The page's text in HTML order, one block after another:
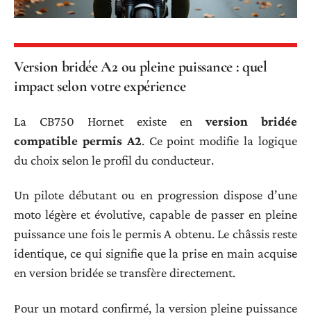
Version bridée A2 ou pleine puissance : quel
impact selon votre expérience
La CB750 Hornet existe en version bridée
compatible permis A2. Ce point modifie la logique
du choix selon le profil du conducteur.
Un pilote débutant ou en progression dispose d’une
moto légère et évolutive, capable de passer en pleine
puissance une fois le permis A obtenu. Le châssis reste
identique, ce qui signifie que la prise en main acquise
en version bridée se transfère directement.
Pour un motard confirmé, la version pleine puissance